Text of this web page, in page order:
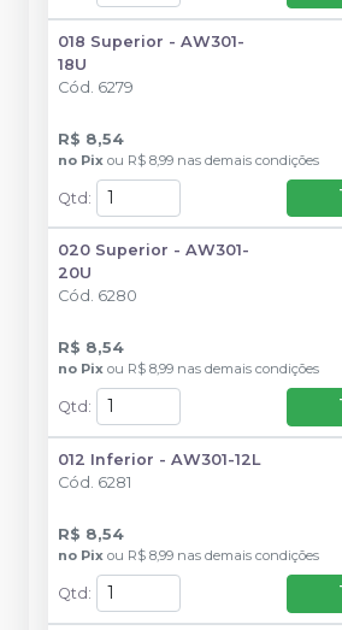
018 Superior - AW301-
18U
Cód. 6279
R$ 8,54
no Pix ou R$ 8,99 nas demais condições
Qtd:
020 Superior - AW301-
20U
Cód. 6280
R$ 8,54
no Pix ou R$ 8,99 nas demais condições
Qtd :
012 Inferior - AW301-12L
Cód. 6281
R$ 8,54
no Pix ou R$ 8,99 nas demais condições
Qtd :